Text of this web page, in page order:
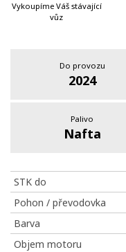
Vykoupíme Váš stávající
vůz
Do provozu
2024
Palivo
Nafta
STK do
Pohon / převodovka
Barva
Objem motoru